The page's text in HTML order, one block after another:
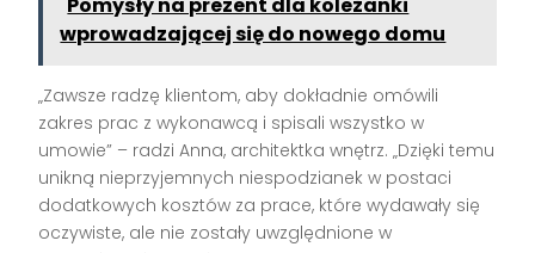
wprowadzającej się do nowego domu
„Zawsze radzę klientom, aby dokładnie omówili
zakres prac z wykonawcą i spisali wszystko w
umowie” – radzi Anna, architektka wnętrz. „Dzięki temu
unikną nieprzyjemnych niespodzianek w postaci
dodatkowych kosztów za prace, które wydawały się
oczywiste, ale nie zostały uwzględnione w